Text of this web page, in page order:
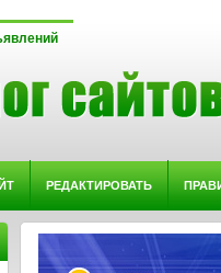
РЕДАКТИРОВАТЬ